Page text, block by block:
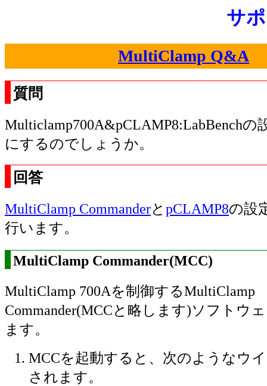
サ
MultiClamp Q&A
質問
Multiclamp700A&pCLAMP8:LabBenchの
にするのでしょうか。
回答
MultiClamp Commanderと pCLAMP8の設
行います。
MultiClamp Commander(MCC)
MultiClamp 700Aを制御するMultiClamp
Commander(MCCと略します)ソフトウ
ます。
MCCを起動すると、次のようなウ
されます。